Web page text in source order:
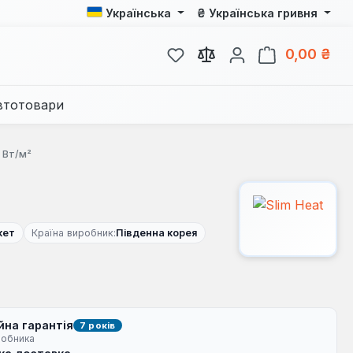
Українська ₴ Українська гривня
У вас є 0 у списку бажань
0,00 ₴
Вт/м²
Країна виробник:Південна корея
гарантія 7 років